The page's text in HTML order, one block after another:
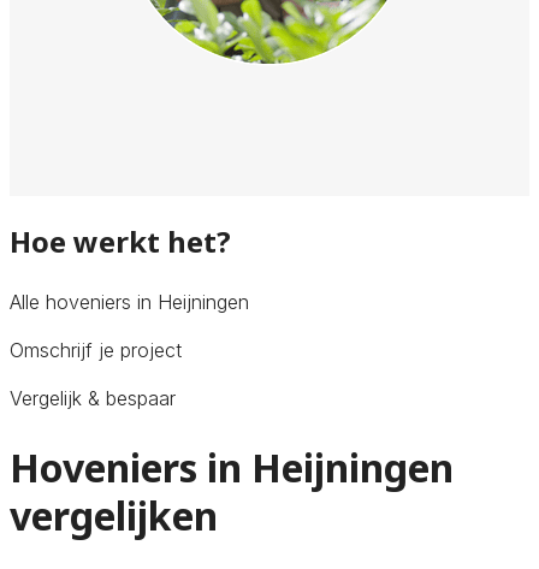
Hoe werkt het?
Alle hoveniers in Heijningen
Omschrijf je project
Vergelijk & bespaar
Hoveniers in Heijningen
vergelijken